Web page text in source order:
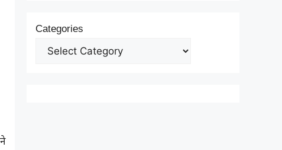
Categories